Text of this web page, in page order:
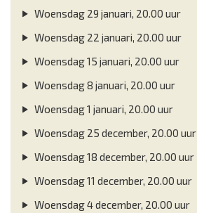
Woensdag 29 januari, 20.00 uur
Woensdag 22 januari, 20.00 uur
Woensdag 15 januari, 20.00 uur
Woensdag 8 januari, 20.00 uur
Woensdag 1 januari, 20.00 uur
Woensdag 25 december, 20.00 uur
Woensdag 18 december, 20.00 uur
Woensdag 11 december, 20.00 uur
Woensdag 4 december, 20.00 uur